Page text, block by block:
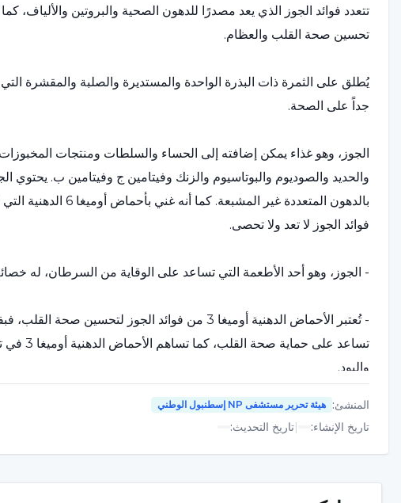
تتعدد فوائد الجوز الذي يعد مصدرًا للدهون الصحية والبروتين والألياف،
تحسين صحة القلب والعظام.
يُطلق على الثمرة ذات البذرة الواحدة والمستديرة والصلبة والمقشرة
جداً على الصحة.
الجوز، وهو غذاء يمكن إضافته إلى الحساء والسلطات ومنتجات
بالدهون المتعددة غير المشبعة. كما أنه غني بأحماض أوميغا 6 الدهنية التي تسمى حمض اللينوليك.
فوائد الجوز لا تعد ولا تحصى.
- الجوز، وهو أحد الأطعمة التي تساعد على الوقاية من السرطان، له
تساعد
واليود.
- ومن فوائد الجوز أنه يقي من الخرف والصرع. لذلك، فإن فوائد الجوز لها
المنشئ: هيئة تحرير مستشفى NP إسطنبول الوطني
تاريخ الإنشاء:
|تاريخ التحديث: